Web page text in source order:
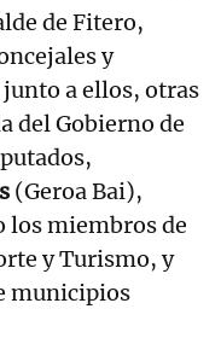
de Fitero,
y
a ellos, otras
del Gobierno de
(Geroa Bai),
los miembros de
y Turismo, y
municipios